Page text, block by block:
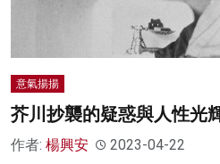
意氣揚揚
芥川抄襲的疑惑與人性光
作者: 楊興安 2023-04-22